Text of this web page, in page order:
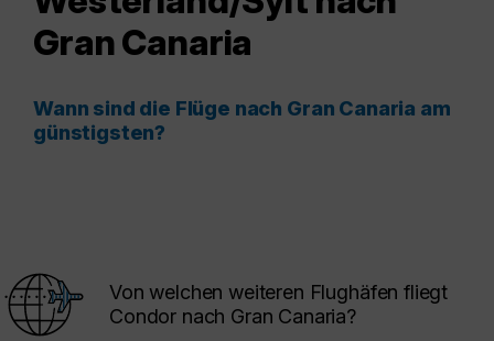
Gran Canaria
Wann sind die Flüge nach Gran Canaria am
günstigsten?
Von welchen weiteren Flughäfen fliegt
Condor nach Gran Canaria?